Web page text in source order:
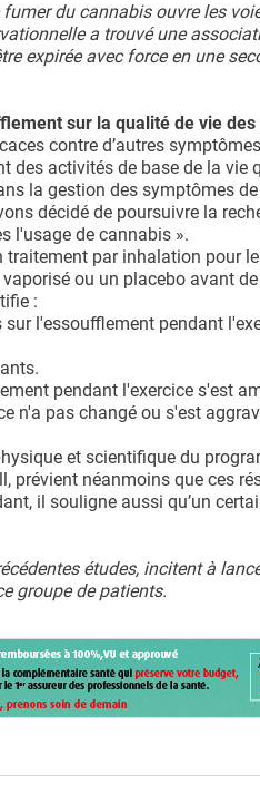
du cannabis ouvre les
a trouvé une
expirée avec force en une
sur la qualité de vie
contre d’autres
activités de base de la vie
la gestion des symptômes
décidé de poursuivre la
l'usage de cannabis ».
traitement par inhalation pour
ou un placebo avant
:
l'essoufflement pendant
pendant l'exercice s'est
n'a pas changé ou s'est
et scientifique du
néanmoins que ces
il souligne aussi qu’un
études, incitent à
groupe de patients.